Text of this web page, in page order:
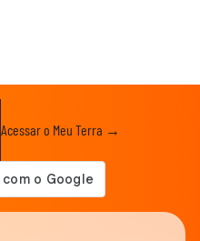
Acessar o Meu Terra →